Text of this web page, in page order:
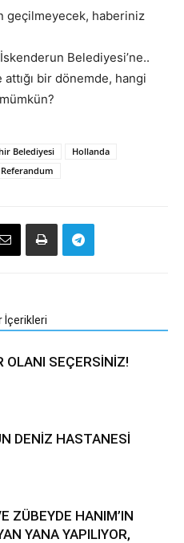
geçilmeyecek, haberiniz
Belediyesi’ne..
attığı bir dönemde, hangi
Belediyesi
Hollanda
Referandum
İçerikleri
OLANI SEÇERSİNİZ!
DENİZ HASTANESİ
ZÜBEYDE HANIM’IN
YANA YAPILIYOR,